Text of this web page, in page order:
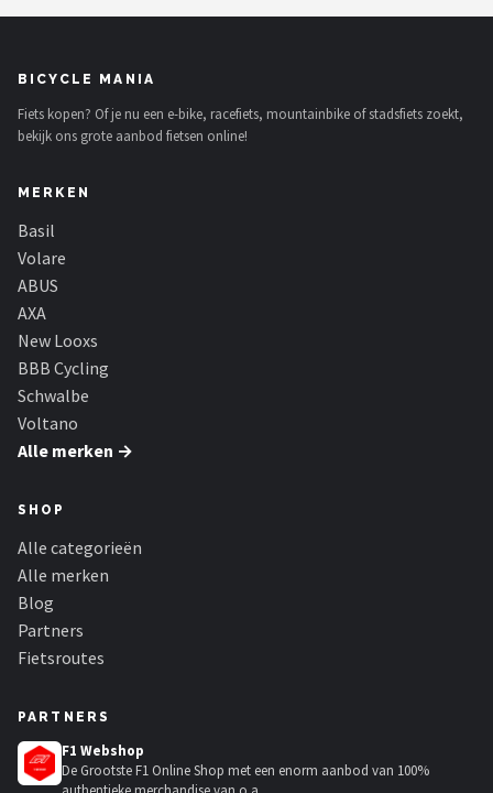
ABUS
AXA
New Looxs
BBB Cycling
Schwalbe
Voltano
Shimano
BICYCLE MANIA
Fiets kopen? Of je nu een e-bike, racefiets, mountainbike of stadsfiets zoekt,
bekijk ons grote aanbod fietsen online!
MERKEN
Basil
Volare
ABUS
AXA
New Looxs
BBB Cycling
Schwalbe
Voltano
Alle merken →
SHOP
Alle categorieën
Alle merken
Blog
Partners
Fietsroutes
PARTNERS
F1 Webshop
De Grootste F1 Online Shop met een enorm aanbod van 100%